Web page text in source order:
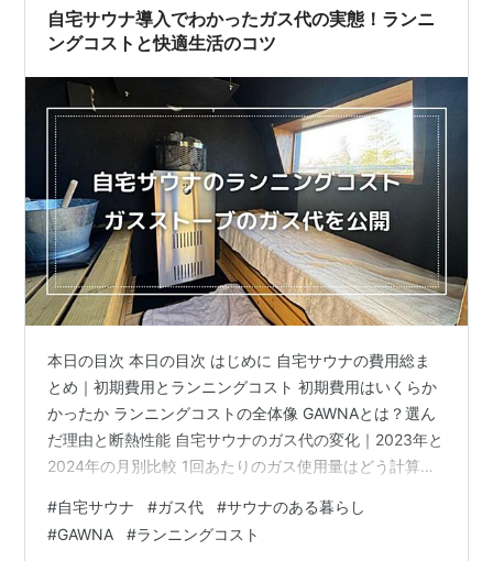
由」をリアルにまとめます。
自宅サウナ導入でわかったガス代の実態！ランニ
ングコストと快適生活のコツ
本日の目次 本日の目次 はじめに 自宅サウナの費用総ま
とめ｜初期費用とランニングコスト 初期費用はいくらか
かったか ランニングコストの全体像 GAWNAとは？選ん
だ理由と断熱性能 自宅サウナのガス代の変化｜2023年と
2024年の月別比較 1回あたりのガス使用量はどう計算す
較 設置場所の選び方｜屋外・庭への設置で検討したこと
排水とシャワー設備 床材と設置面 ガス配管の引き回し
#自宅サウナ #ガス代 #サウナのある暮らし
#GAWNA #ランニングコスト